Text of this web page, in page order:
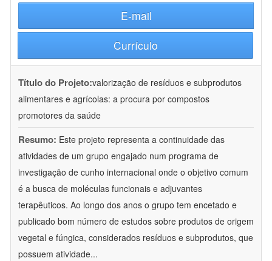
E-mail
Currículo
Título do Projeto:valorização de resíduos e subprodutos
alimentares e agrícolas: a procura por compostos
promotores da saúde
Resumo: Este projeto representa a continuidade das
atividades de um grupo engajado num programa de
investigação de cunho internacional onde o objetivo comum
é a busca de moléculas funcionais e adjuvantes
terapêuticos. Ao longo dos anos o grupo tem encetado e
publicado bom número de estudos sobre produtos de origem
vegetal e fúngica, considerados resíduos e subprodutos, que
possuem atividade...